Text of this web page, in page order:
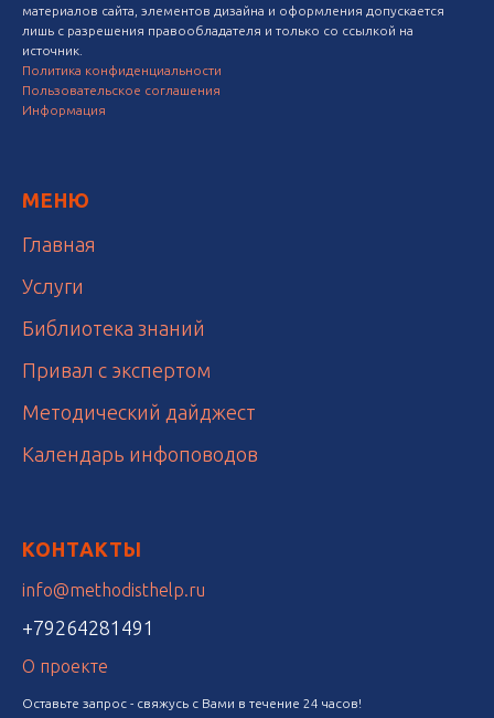
материалов сайта, элементов дизайна и оформления допускается
лишь с разрешения правообладателя и только со ссылкой на
источник.
Политика конфиденциальности
Пользовательское соглашения
Информация
МЕНЮ
Главная
Услуги
Библиотека знаний
Привал с экспертом
Методический дайджест
Календарь инфоповодов
КОНТАКТЫ
info@methodisthelp.ru
+79264281491
О проекте
Оставьте запрос - свяжусь с Вами в течение 24 часов!